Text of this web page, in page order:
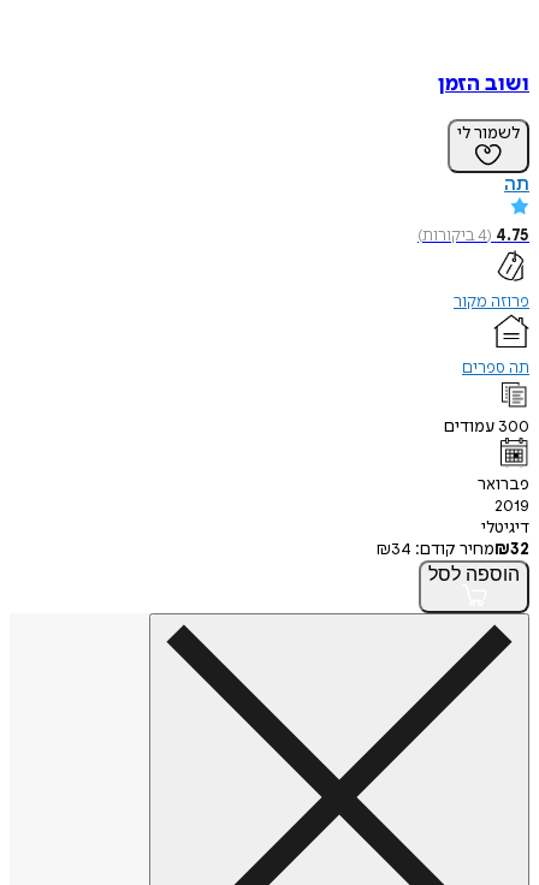
ושוב הזמן
לשמור לי
תה
4.75
(
4ביקורות)
פרוזה מקור
תה ספרים
300 עמודים
פברואר
2019
דיגיטלי
₪32 מחיר קודם: ₪34
הוספה לסל